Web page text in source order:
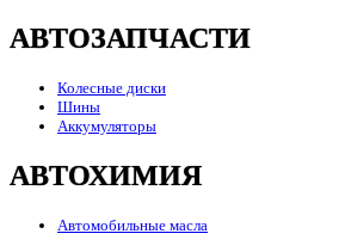
АВТОЗАПЧАСТИ
Колесные диски
Шины
Аккумуляторы
АВТОХИМИЯ
Автомобильные масла